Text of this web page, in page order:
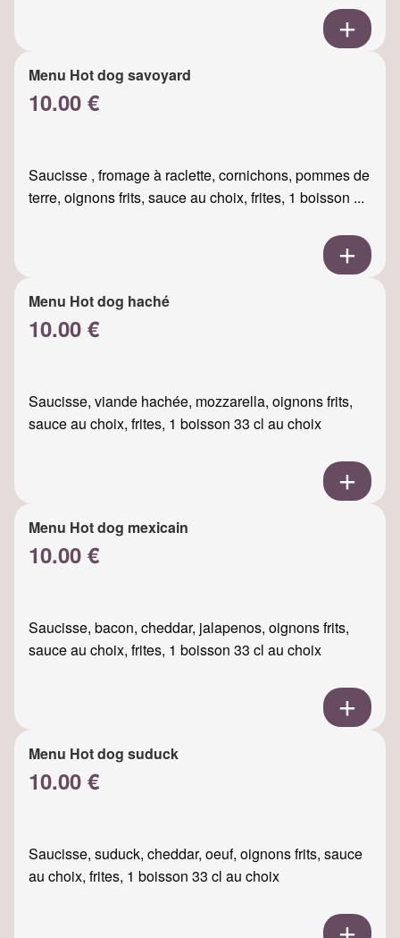
Menu Hot dog savoyard
10.00 €
Saucisse , fromage à raclette, cornichons, pommes de
terre, oignons frits, sauce au choix, frites, 1 boisson ...
Menu Hot dog haché
10.00 €
Saucisse, viande hachée, mozzarella, oignons frits,
sauce au choix, frites, 1 boisson 33 cl au choix
Menu Hot dog mexicain
10.00 €
Saucisse, bacon, cheddar, jalapenos, oignons frits,
sauce au choix, frites, 1 boisson 33 cl au choix
Menu Hot dog suduck
10.00 €
Saucisse, suduck, cheddar, oeuf, oignons frits, sauce
au choix, frites, 1 boisson 33 cl au choix